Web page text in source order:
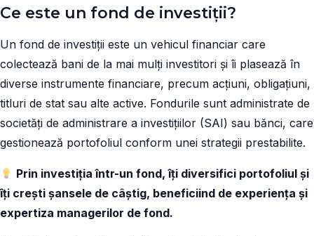
Ce este un fond de investiții?
Un fond de investiții este un vehicul financiar care
colectează bani de la mai mulți investitori și îi plasează în
diverse instrumente financiare, precum acțiuni, obligațiuni,
titluri de stat sau alte active. Fondurile sunt administrate de
societăți de administrare a investițiilor (SAI) sau bănci, care
gestionează portofoliul conform unei strategii prestabilite.
Prin investiția într-un fond, îți diversifici portofoliul și
îți crești șansele de câștig, beneficiind de experiența și
expertiza managerilor de fond.